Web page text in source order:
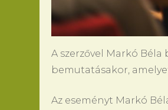
A szerzővel Markó
bemutatásakor,
Az eseményt Markó